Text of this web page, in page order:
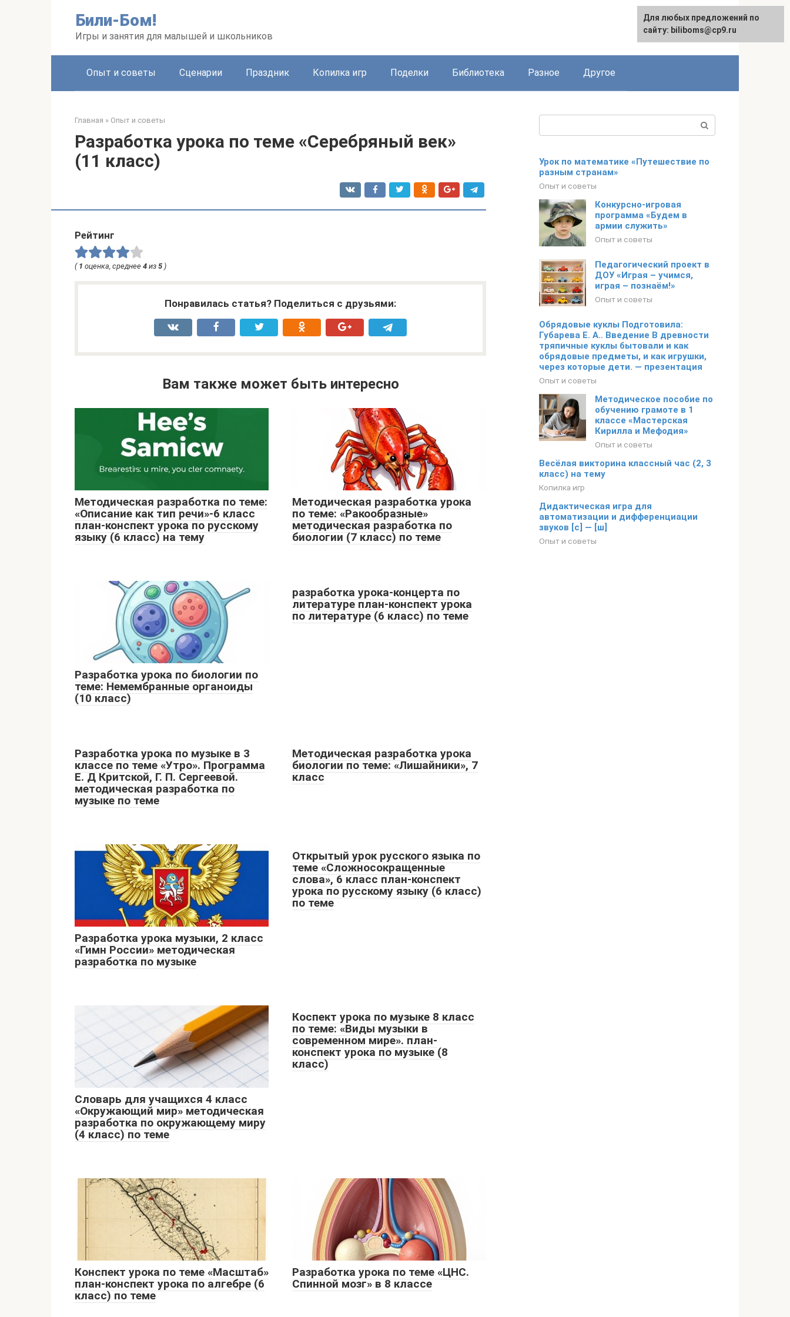
Били-Бом!
Игры и занятия для малышей и школьников
Опыт и советы Сценарии Праздник Копилка игр Поделки Библиотека Разное Другое
Главная » Опыт и советы
Разработка урока по теме «Серебряный век»
(11 класс)
Рейтинг
( 1 оценка, среднее 4 из 5 )
Понравилась статья? Поделиться с друзьями:
Вам также может быть интересно
Методическая разработка по теме:
«Описание как тип речи»-6 класс
план-конспект урока по русскому
языку (6 класс) на тему
Методическая разработка урока
по теме: «Ракообразные»
методическая разработка по
биологии (7 класс) по теме
Разработка урока по биологии по
теме: Немембранные органоиды
(10 класс)
разработка урока-концерта по
литературе план-конспект урока
по литературе (6 класс) по теме
Разработка урока по музыке в 3
классе по теме «Утро». Программа
Е. Д Критской, Г. П. Сергеевой.
методическая разработка по
музыке по теме
Методическая разработка урока
биологии по теме: «Лишайники», 7
класс
Разработка урока музыки, 2 класс
«Гимн России» методическая
разработка по музыке
Открытый урок русского языка по
теме «Сложносокращенные
слова», 6 класс план-конспект
урока по русскому языку (6 класс)
по теме
Словарь для учащихся 4 класс
«Окружающий мир» методическая
разработка по окружающему миру
(4 класс) по теме
Коспект урока по музыке 8 класс
по теме: «Виды музыки в
современном мире». план-
конспект урока по музыке (8
класс)
Конспект урока по теме «Масштаб»
план-конспект урока по алгебре (6
класс) по теме
Разработка урока по теме «ЦНС.
Спинной мозг» в 8 классе
Урок по математике «Путешествие по
разным странам»
Опыт и советы
Конкурсно-игровая
программа «Будем в
армии служить»
Опыт и советы
Педагогический проект в
ДОУ «Играя – учимся,
играя – познаём!»
Опыт и советы
Обрядовые куклы Подготовила:
Губарева Е. А.. Введение В древности
тряпичные куклы бытовали и как
обрядовые предметы, и как игрушки,
через которые дети. — презентация
Опыт и советы
Методическое пособие по
обучению грамоте в 1
классе «Мастерская
Кирилла и Мефодия»
Опыт и советы
Весёлая викторина классный час (2, 3
класс) на тему
Копилка игр
Дидактическая игра для
автоматизации и дифференциации
звуков [с] — [ш]
Опыт и советы
Для любых предложений по
сайту: biliboms@cp9.ru